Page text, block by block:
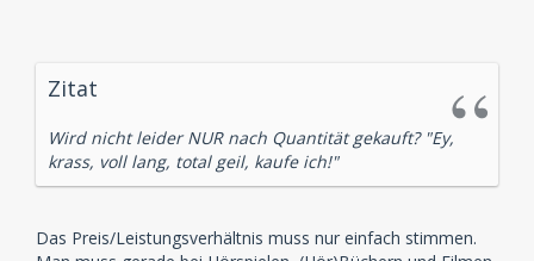
Zitat
Wird nicht leider NUR nach Quantität gekauft? "Ey,
krass, voll lang, total geil, kaufe ich!"
Das Preis/Leistungsverhältnis muss nur einfach stimmen.